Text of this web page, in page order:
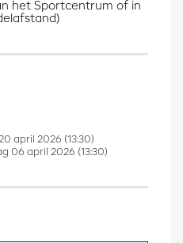
het Sportcentrum of in
april 2026 (13:30)
06 april 2026 (13:30)